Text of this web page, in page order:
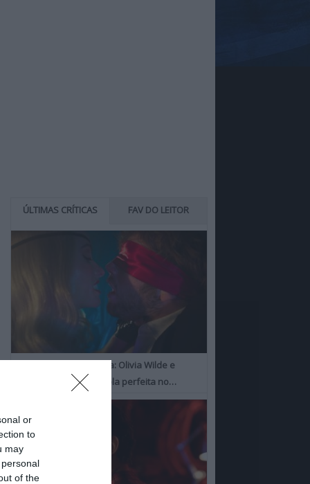
or
to
may
of the
ÚLTIMAS CRÍTICAS FAV DO LEITOR
I Want Your Sex, a Crítica: Olivia Wilde e
Cooper Hoofman, a dupla perfeita no…